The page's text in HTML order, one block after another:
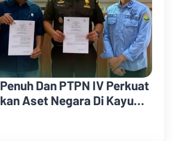
Dan PTPN IV Perkuat
Aset Negara Di Kayu